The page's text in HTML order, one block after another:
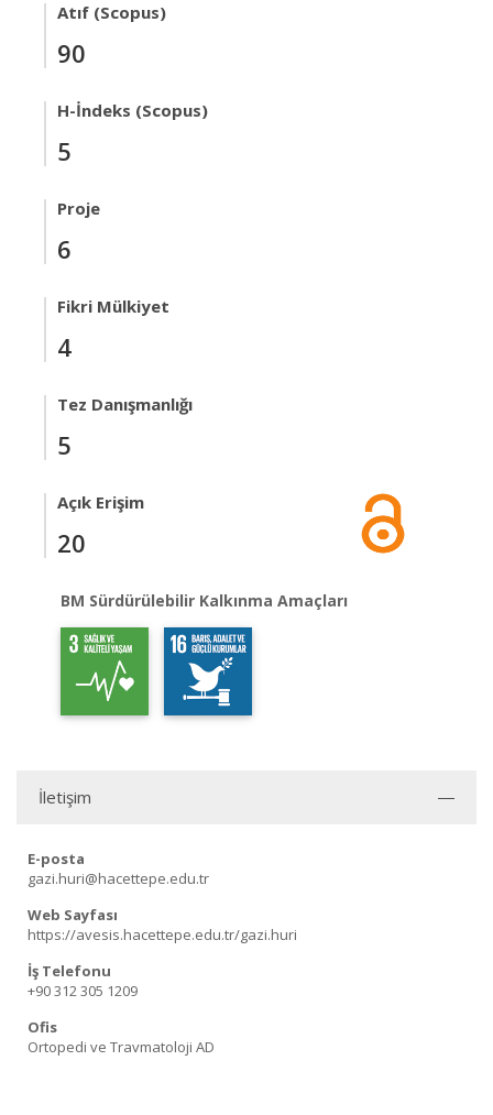
Atıf (Scopus)
90
H-İndeks (Scopus)
5
Proje
6
Fikri Mülkiyet
4
Tez Danışmanlığı
5
Açık Erişim
20
BM Sürdürülebilir Kalkınma Amaçları
İletişim
E-posta
gazi.huri@hacettepe.edu.tr
Web Sayfası
https://avesis.hacettepe.edu.tr/gazi.huri
İş Telefonu
+90 312 305 1209
Ofis
Ortopedi ve Travmatoloji AD